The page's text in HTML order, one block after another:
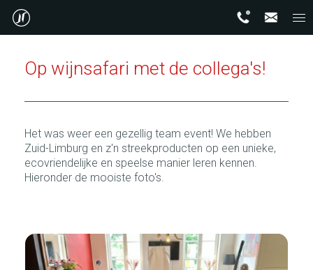
Op wijnsafari met de collega's!
Het was weer een gezellig team event! We hebben
Zuid-Limburg en z'n streekproducten op een unieke,
ecovriendelijke en speelse manier leren kennen.
Hieronder de mooiste foto's.